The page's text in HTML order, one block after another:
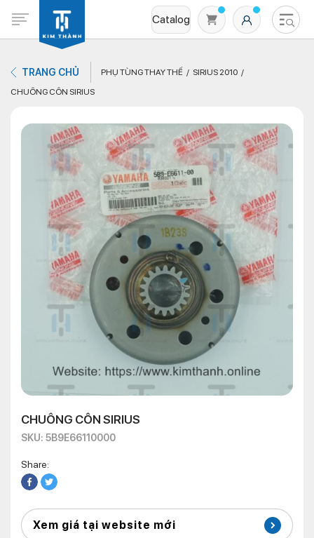
Catalog
Không có sản phẩm nào trong giỏ hàng
TRANG CHỦ PHỤ TÙNG THAY THẾ
SIRIUS 2010
CHUÔNG CÔN SIRIUS
CHUÔNG CÔN SIRIUS
SKU: 5B9E66110000
Share:
Xem giá tại website mới